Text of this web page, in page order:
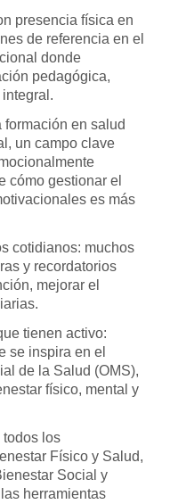
presencia física en
de referencia en el
donde
pedagógica,
en salud
un campo clave
cómo gestionar el
es más
cotidianos: muchos
y recordatorios
mejorar el
tienen activo:
se inspira en el
de la Salud (OMS),
físico, mental y
todos los
Físico y Salud,
Social y
herramientas